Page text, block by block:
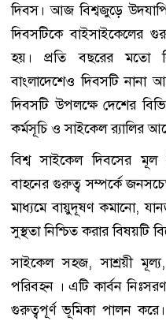
দিবস। আজ বিশ্বজুড়ে
দিবসটিকে বাইসাইকেলের
হয়। প্রতি বছরের মতো
বাংলাদেশেও দিবসটি নানা
দিবসটি উপলক্ষে দেশের
কর্মসূচি ও সাইকেল র‌্যালির
বিশ্ব সাইকেল দিবসের
বাহনের গুরুত্ব সম্পর্কে
মাধ্যমে বায়ুদূষণ কমানো,
সুস্থতা নিশ্চিত করার বিষয়টি
সাইকেল সহজ, সাশ্রয়ী
পরিবহন । এটি কার্বন
গুরুত্বপূর্ণ ভূমিকা পালন